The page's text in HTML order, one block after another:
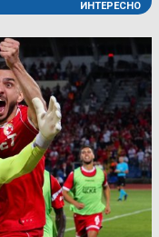
ИНТЕРЕСНО